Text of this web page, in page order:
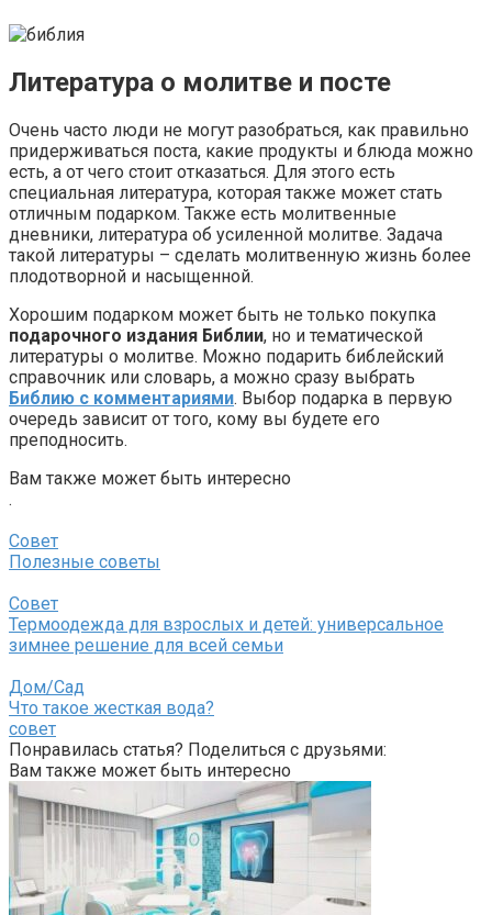
Литература о молитве и посте
Очень часто люди не могут разобраться, как правильно
придерживаться поста, какие продукты и блюда можно
есть, а от чего стоит отказаться. Для этого есть
специальная литература, которая также может стать
отличным подарком. Также есть молитвенные
дневники, литература об усиленной молитве. Задача
такой литературы – сделать молитвенную жизнь более
плодотворной и насыщенной.
Хорошим подарком может быть не только покупка
подарочного издания Библии, но и тематической
литературы о молитве. Можно подарить библейский
справочник или словарь, а можно сразу выбрать
Библию с комментариями. Выбор подарка в первую
очередь зависит от того, кому вы будете его
преподносить.
Вам также может быть интересно
.
Совет
Полезные советы
Совет
Термоодежда для взрослых и детей: универсальное
зимнее решение для всей семьи
Дом/Сад
Что такое жесткая вода?
совет
Понравилась статья? Поделиться с друзьями:
Вам также может быть интересно